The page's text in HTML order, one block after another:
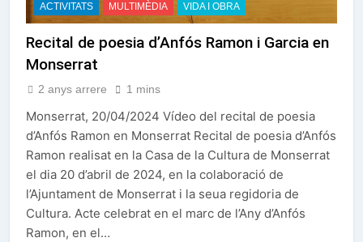
ACTIVITATS MULTIMÈDIA VIDA I OBRA
Recital de poesia d’Anfós Ramon i Garcia en
Monserrat
2 anys arrere 1 mins
Monserrat, 20/04/2024 Vídeo del recital de poesia
d’Anfós Ramon en Monserrat Recital de poesia d’Anfós
Ramon realisat en la Casa de la Cultura de Monserrat
el dia 20 d’abril de 2024, en la colaboració de
l’Ajuntament de Monserrat i la seua regidoria de
Cultura. Acte celebrat en el marc de l’Any d’Anfós
Ramon, en el…